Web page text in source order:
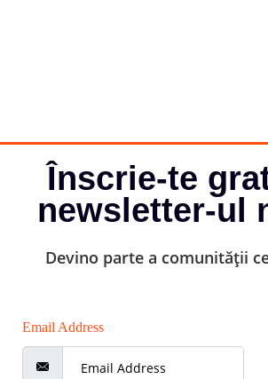
Înscrie-te
newsletter-ul
Devino parte a comunității
Email Address